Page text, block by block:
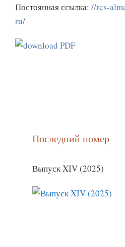
Постоянная ссылка: //rcs-
ru/
Последний номер
Выпуск XIV (2025)